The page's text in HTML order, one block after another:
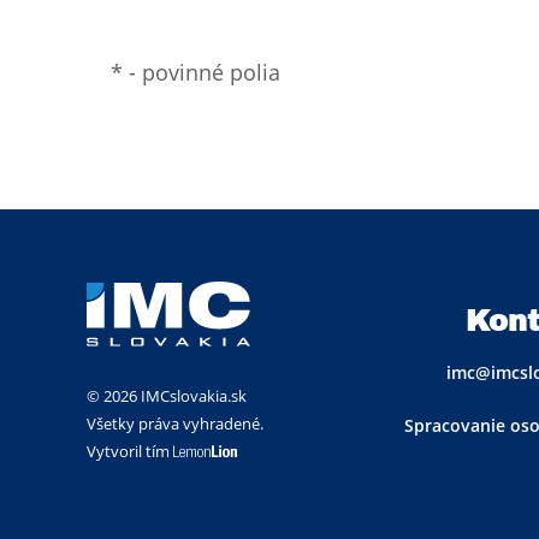
* - povinné polia
© 2026 IMCslovakia.sk
Všetky práva vyhradené.
Vytvoril tím
Spracovanie